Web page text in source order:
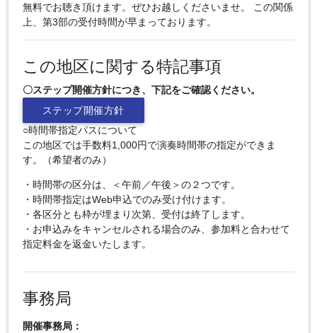
無料でお聴き頂けます。ぜひお越しくださいませ。 この関係
上、第3部の受付時間が早まっております。
この地区に関する特記事項
〇ステップ開催方針につき、下記をご確認ください。
ステップ開催方針
○時間帯指定パスについて
この地区では手数料1,000円で演奏時間帯の指定ができま
す。（希望者のみ）
・時間帯の区分は、＜午前／午後＞の２つです。
・時間帯指定はWeb申込でのみ受け付けます。
・各区分とも枠が埋まり次第、受付は終了します。
・お申込みをキャンセルされる場合のみ、参加料と合わせて
指定料金を返金いたします。
事務局
開催事務局：